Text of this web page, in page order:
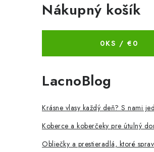
o
č
n
ý
p
a
n
Nákupný košík
0KS / €0
LacnoBlog
Krásne vlasy každý deň? S nami
Koberce a koberčeky pre útulný
Obliečky a prestieradlá, ktoré